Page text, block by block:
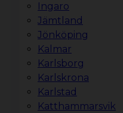
Ingaro
Jämtland
Jönköping
Kalmar
Karlsborg
Karlskrona
Karlstad
Katthammarsvik